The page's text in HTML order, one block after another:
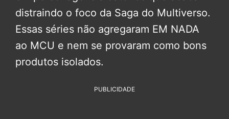
distraindo o foco da Saga do Multiverso.
Essas séries não agregaram EM NADA
ao MCU e nem se provaram como bons
produtos isolados.
PUBLICIDADE